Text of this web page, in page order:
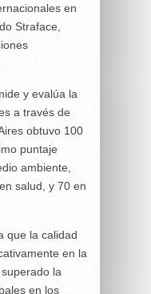
en
Straface,
y evalúa la
a través de
obtuvo 100
puntaje
ambiente,
salud, y 70 en
que la calidad
en la
la
en los